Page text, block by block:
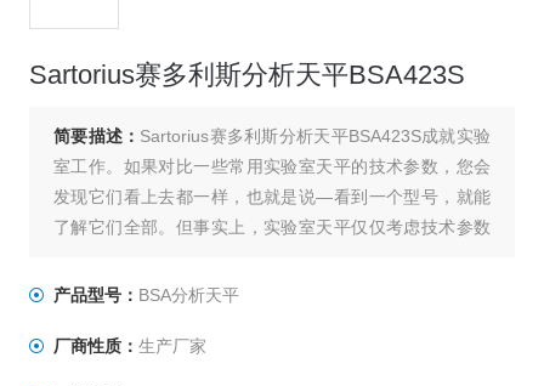
Sartorius赛多利斯分析天平BSA423S
简要描述： Sartorius赛多利斯分析天平BSA423S成就实验
室工作。如果对比一些常用实验室天平的技术参数，您会
发现它们看上去都一样，也就是说—看到一个型号，就能
了解它们全部。但事实上，实验室天平仅仅考虑技术参数
效、可靠地进行实验室日常称量工作。而正是由于其*的技
高分辨率的应用程序中集中更2功能：
产品型号： BSA分析天平
厂商性质： 生产厂家